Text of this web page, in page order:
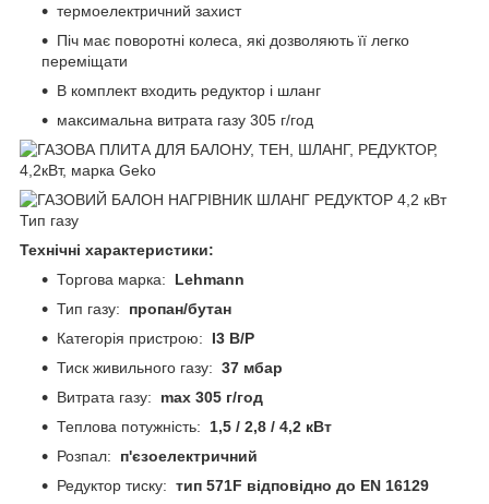
термоелектричний захист
Піч має поворотні колеса, які дозволяють її легко
переміщати
В комплект входить редуктор і шланг
максимальна витрата газу 305 г/год
Технічні характеристики:
Торгова марка:
Lehmann
Тип газу: пропан/бутан
Категорія пристрою:
I3 B/P
Тиск живильного газу: 37 мбар
Витрата газу: max 305 г/год
Теплова потужність: 1,5 / 2,8 / 4,2 кВт
Розпал: п'єзоелектричний
Редуктор тиску: тип 571F відповідно до EN 16129